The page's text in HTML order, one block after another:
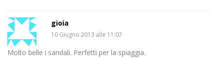
gioia
10 Giugno 2013 alle 11:07
Molto belle i sandali. Perfetti per la spiaggia.